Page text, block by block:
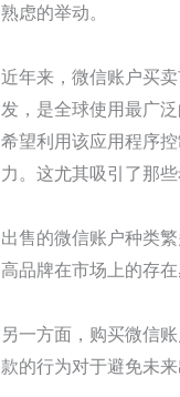
熟虑的举动。
近年来，微信账户买
发，是全球使用最广
希望利用该应用程序
力。这尤其吸引了那
出售的微信账户种类
高品牌在市场上的存
另一方面，购买微信
款的行为对于避免未